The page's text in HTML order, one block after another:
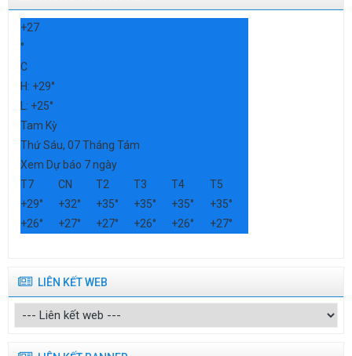
+27
°
C
H: +29°
L: +25°
Tam Kỳ
Thứ Sáu, 07 Tháng Tám
Xem Dự báo 7 ngày
T7
CN T2 T3 T4
T5
+29° +32° +35° +35° +35° +35°
+26° +27° +27° +26° +26° +27°
LIÊN KẾT WEB